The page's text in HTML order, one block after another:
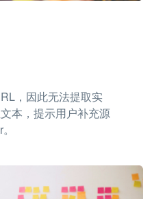
，因此无法提取实
本，提示用户补充源